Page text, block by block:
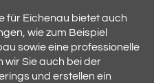
für Eichenau bietet auch
wie zum Beispiel
sowie eine professionelle
wir Sie auch bei der
und erstellen ein